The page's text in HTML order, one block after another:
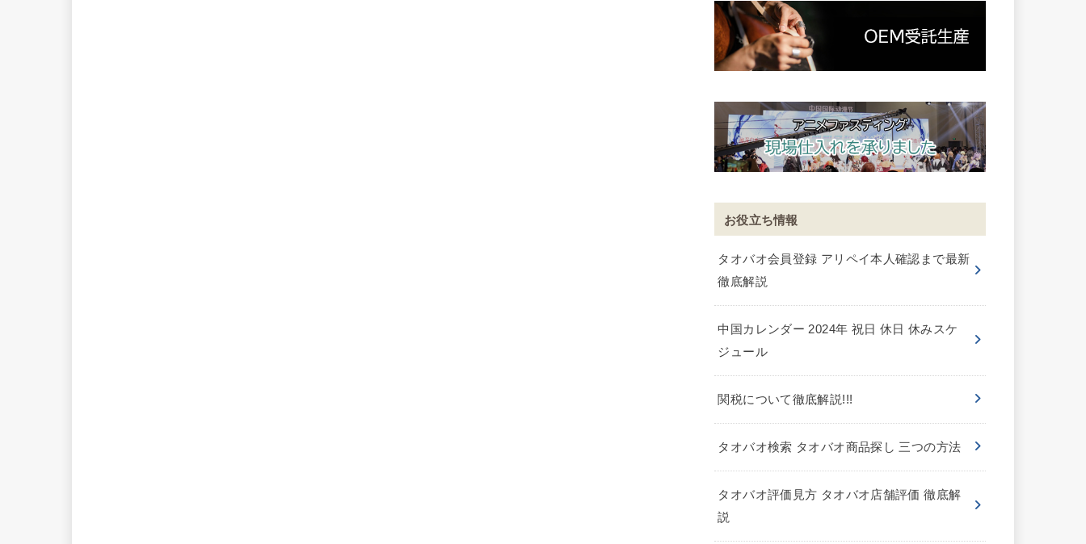
お役立ち情報
タオバオ会員登録 アリペイ本人確認まで最新
徹底解説
中国カレンダー 2024年 祝日 休日 休みスケ
ジュール
関税について徹底解説!!!
タオバオ検索 タオバオ商品探し 三つの方法
タオバオ評価見方 タオバオ店舗評価 徹底解
説